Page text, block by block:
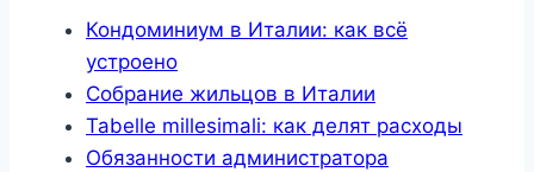
Кондоминиум в Италии: как всё
устроено
Собрание жильцов в Италии
Tabelle millesimali: как делят расходы
Обязанности администратора